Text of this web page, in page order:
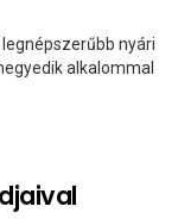
nyári
alkalommal